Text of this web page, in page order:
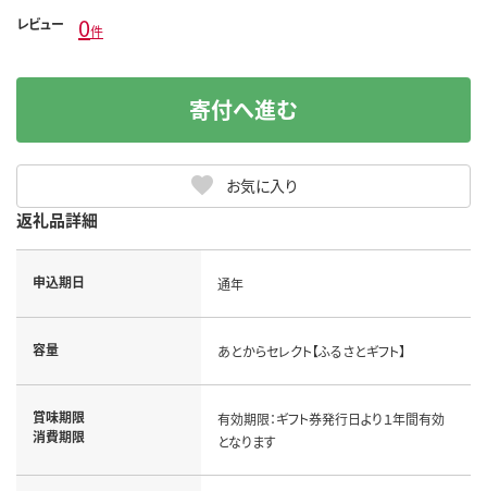
レビュー 0件
お気に入り
寄付へ進む
返礼品詳細
申込期日 通年
容量 あとからセレクト【ふるさとギフト】
賞味期限
消費期限
有効期限：ギフト券発行日より１年間有効
となります